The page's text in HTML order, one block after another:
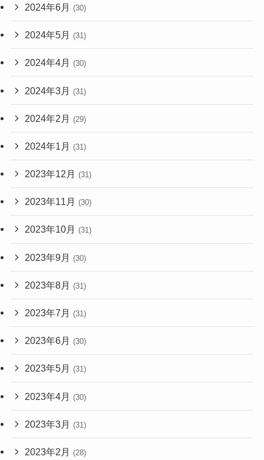
2024年6月 (30)
2024年5月 (31)
2024年4月 (30)
2024年3月 (31)
2024年2月 (29)
2024年1月 (31)
2023年12月 (31)
2023年11月 (30)
2023年10月 (31)
2023年9月 (30)
2023年8月 (31)
2023年7月 (31)
2023年6月 (30)
2023年5月 (31)
2023年4月 (30)
2023年3月 (31)
2023年2月 (28)